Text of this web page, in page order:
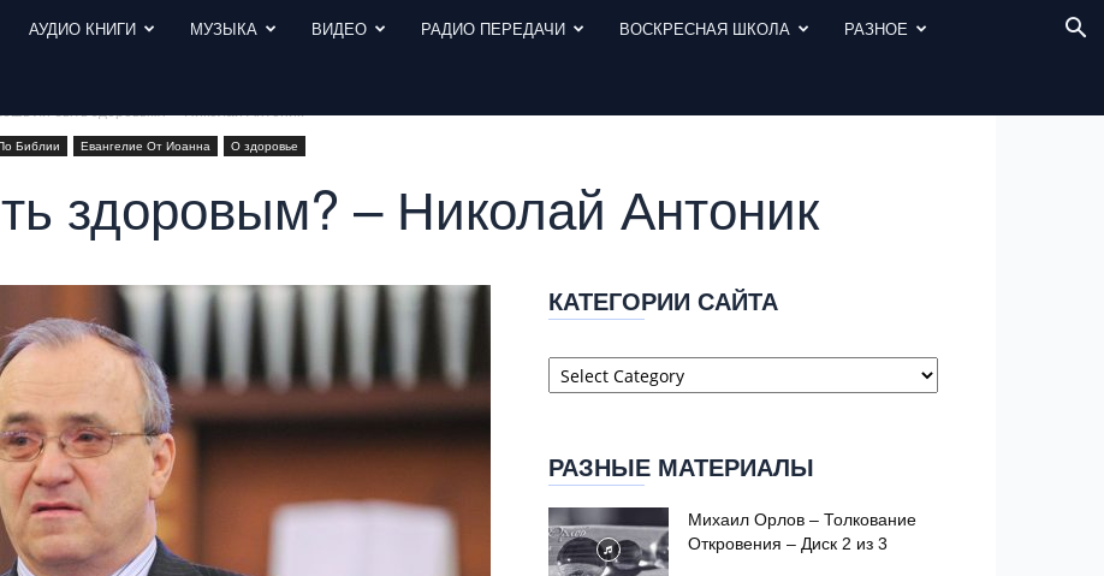
АУДИО КНИГИ МУЗЫКА ВИДЕО РАДИО ПЕРЕДАЧИ ВОСКРЕСНАЯ ШКОЛА РАЗНОЕ
Библии Евангелие От Иоанна О здоровье
здоровым? – Николай Антоник
КАТЕГОРИИ САЙТА
Категории
сайта
РАЗНЫЕ МАТЕРИАЛЫ
Михаил Орлов – Толкование
Откровения – Диск 2 из 3